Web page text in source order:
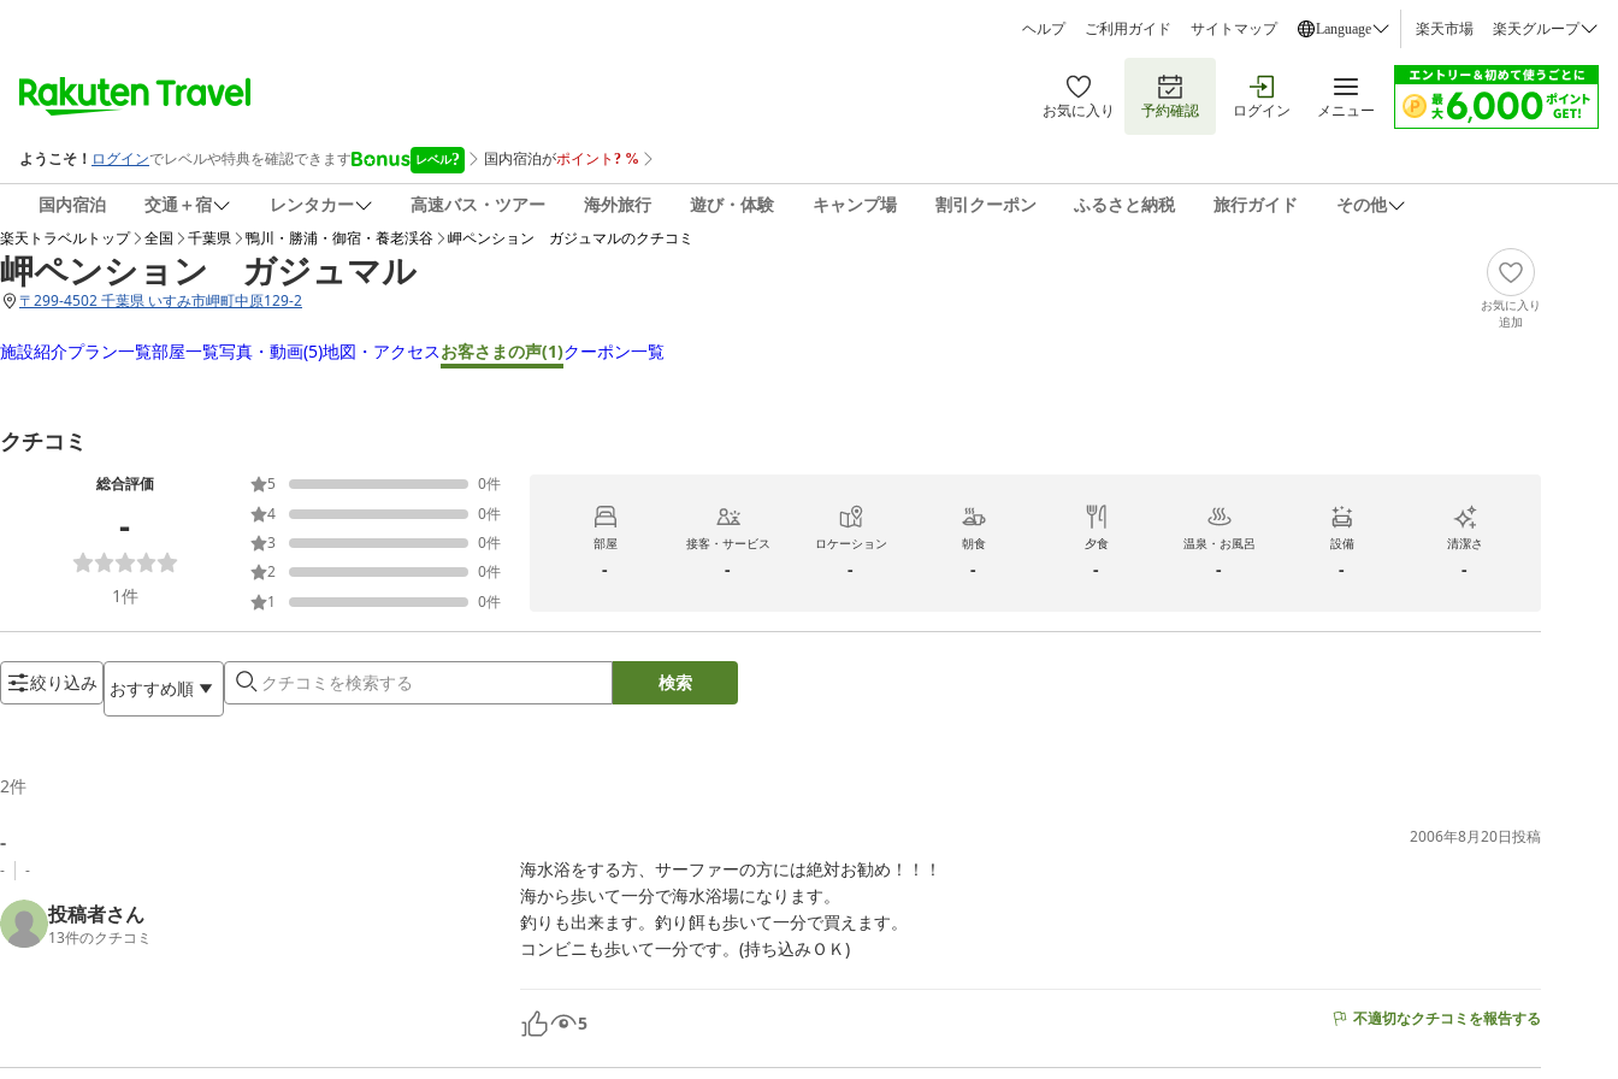
ヘルプ ご利用ガイド サイトマップ Language 楽天市場 楽天グループ
お気に入り 予約確認 ログイン メニュー
国内宿泊 交通＋宿 レンタカー 高速バス・ツアー 海外旅行 遊び・体験 キャンプ場 割引クーポン ふるさと納税 旅行ガイド その他
楽天トラベルトップ 全国 千葉県 鴨川・勝浦・御宿・養老渓谷 岬ペンション ガジュマルのクチコミ
岬ペンション ガジュマル
〒299-4502 千葉県 いすみ市岬町中原129-2
お気に入り
追加
施設紹介プラン一覧部屋一覧写真・動画(5)地図・アクセスお客さまの声(1)クーポン一覧
クチコミ
総合評価
-
1件
5 0件
4
0件
3
0件
2
0件
1
0件
部屋
-
接客・サービス
-
ロケーション
-
朝食
-
夕食
-
温泉・お風呂
-
設備
-
清潔さ
-
絞り込み おすすめ順 検索
2件
-
- -
投稿者さん
13件のクチコミ
2006年8月20日投稿
海水浴をする方、サーファーの方には絶対お勧め！！！
海から歩いて一分で海水浴場になります。
釣りも出来ます。釣り餌も歩いて一分で買えます。
コンビニも歩いて一分です。(持ち込みＯＫ)
5 不適切なクチコミを報告する